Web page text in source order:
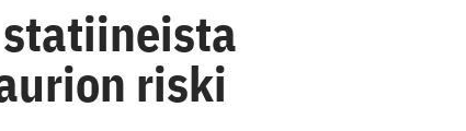
riski